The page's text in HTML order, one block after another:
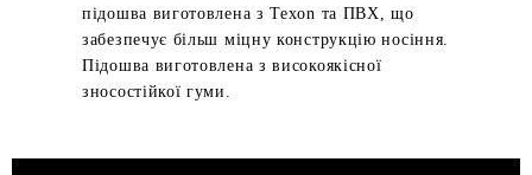
підошва виготовлена з Texon та ПВХ, що
забезпечує більш міцну конструкцію носіння.
Підошва виготовлена з високоякісної
зносостійкої гуми.